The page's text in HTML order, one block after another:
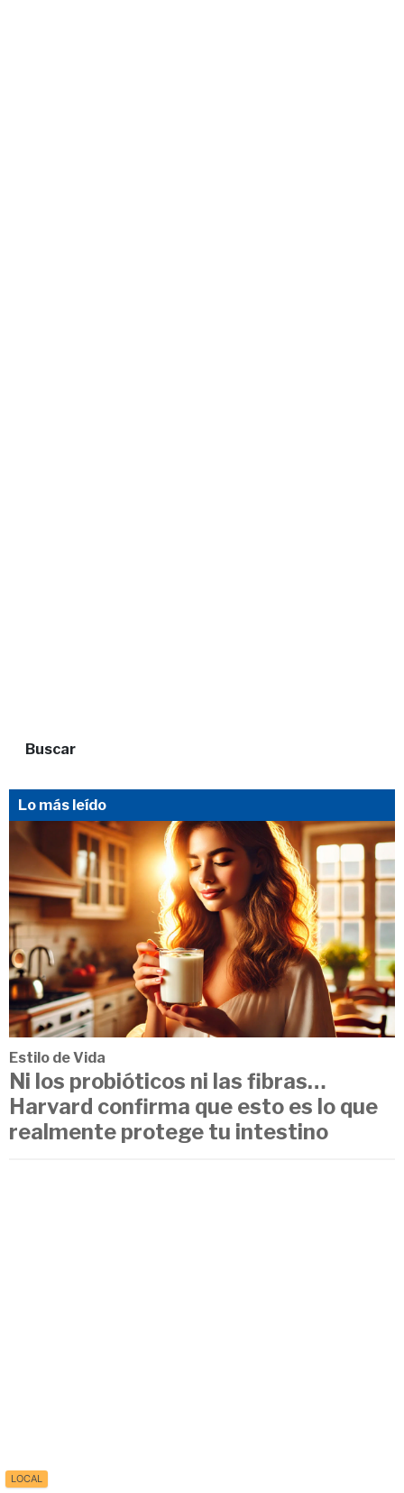
Buscar
Lo más leído
Estilo de Vida
Ni los probióticos ni las fibras…
Harvard confirma que esto es lo que
realmente protege tu intestino
LOCAL